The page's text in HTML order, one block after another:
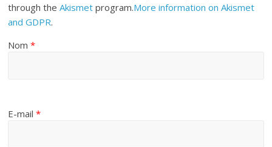
through theAkismet program.More information on Akismet
and GDPR.
Nom*
E-mail*